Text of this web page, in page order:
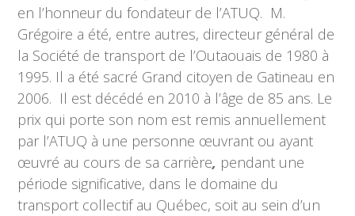
en l’honneur du fondateur de l’ATUQ. M.
Grégoire a été, entre autres, directeur général de
la Société de transport de l’Outaouais de 1980 à
1995. Il a été sacré Grand citoyen de Gatineau en
2006. Il est décédé en 2010 à l’âge de 85 ans. Le
prix qui porte son nom est remis annuellement
par l’ATUQ à une personne œuvrant ou ayant
œuvré au cours de sa carrière, pendant une
période significative, dans le domaine du
transport collectif au Québec, soit au sein d’un